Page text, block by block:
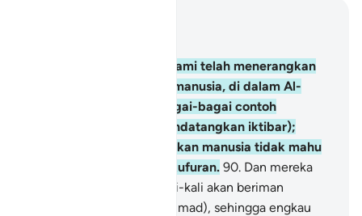
Dan sesungguhnya Kami telah menerangkan
berulang-ulang kepada manusia, di dalam Al-
Quran ini, dengan berbagai-bagai contoh
perbandingan (yang mendatangkan iktibar);
dalam pada itu, kebanyakan manusia tidak mahu
menerima selain dari kekufuran. 90. Dan mereka
berkata: "Kami tidak sekali-kali akan beriman
kepadamu (wahai Muhammad), sehingga engkau